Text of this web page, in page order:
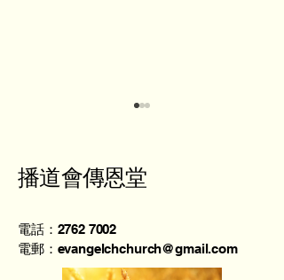
葉劍權牧師 - 宇宙奧秘在
基督
播道會傳恩堂
電話：2762 7002
電郵：evangelchchurch@gmail.com